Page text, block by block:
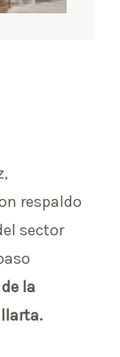
respaldo
sector
la